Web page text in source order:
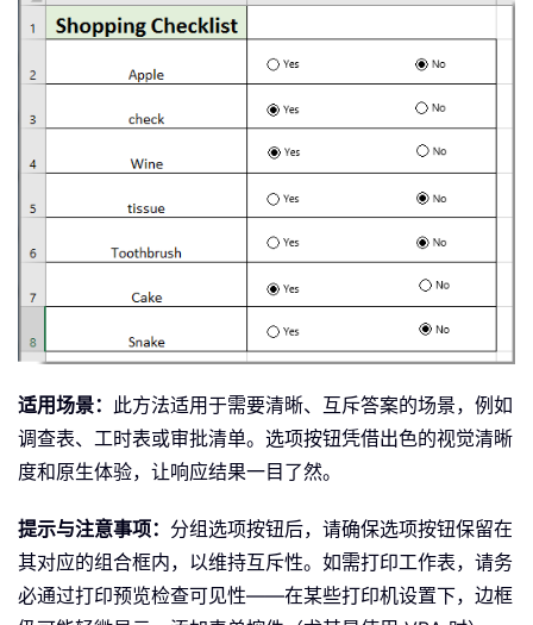
适用场景： 此方法适用于需要清晰、互斥答案的场景，例如
调查表、工时表或审批清单。选项按钮凭借出色的视觉清晰
度和原生体验，让响应结果一目了然。
提示与注意事项： 分组选项按钮后，请确保选项按钮保留在
其对应的组合框内，以维持互斥性。如需打印工作表，请务
必通过打印预览检查可见性——在某些打印机设置下，边框